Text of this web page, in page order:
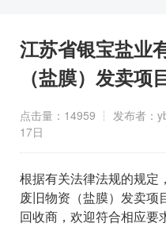
信息公开
招标信息
招商平台
江苏省银宝盐业
（盐膜）发卖
点击量：14959 ┆ 发布者：
17日
根据有关法律法规的规定
废旧物资（盐膜）发卖项
回收商，欢迎符合相应要